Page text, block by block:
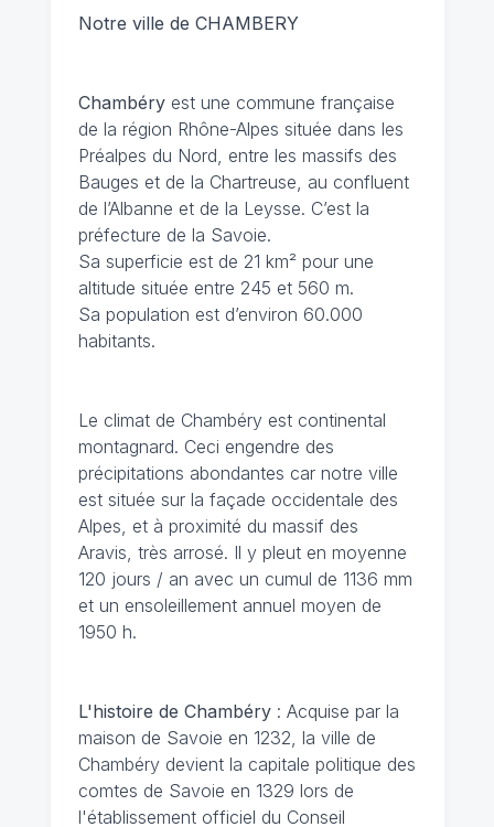
Notre ville de CHAMBERY
Chambéryest une commune française
de la région Rhône-Alpes située dans les
Préalpes du Nord, entre les massifs des
Bauges et de la Chartreuse, au confluent
de l’Albanne et de la Leysse. C’est la
préfecture de la Savoie.
Sa superficie est de 21 km² pour une
altitude située entre 245 et 560 m.
Sa population est d’environ 60.000
habitants.
Le climat de Chambéryest continental
montagnard. Ceci engendre des
précipitations abondantes car notre ville
est située sur la façade occidentale des
Alpes, et à proximité du massif des
Aravis, très arrosé. Il y pleut en moyenne
120 jours / an avec un cumul de 1136 mm
et un ensoleillement annuel moyen de
1950 h.
L'histoire de Chambéry: Acquise par la
maison de Savoie en 1232, la ville de
Chambéry devient la capitale politique des
comtes de Savoie en 1329 lors de
l'établissement officiel du Conseil